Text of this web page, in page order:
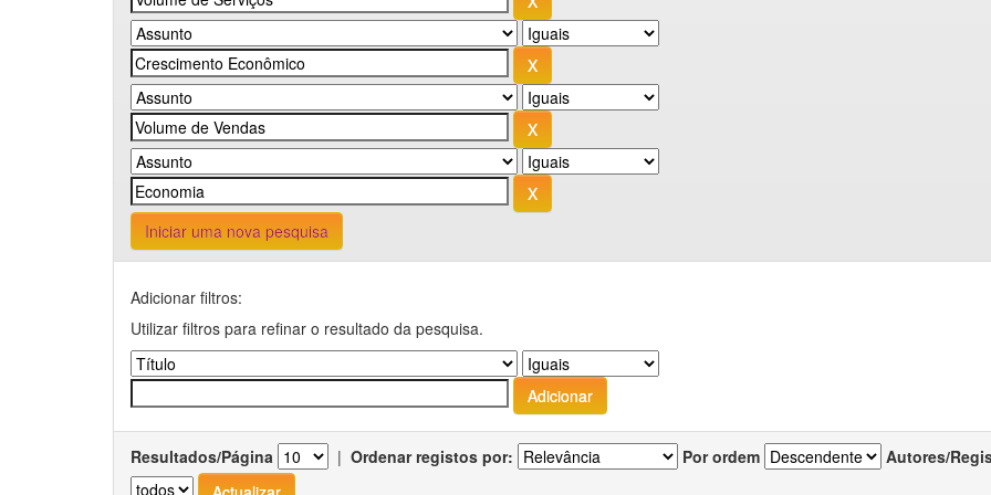
Iniciar uma nova pesquisa
Adicionar filtros:
Utilizar filtros para refinar o resultado da pesquisa.
Resultados/Página | Ordenar registos por: Por ordem Autores/